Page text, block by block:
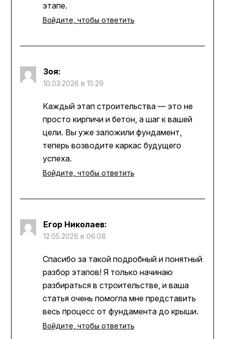
этапе.
Войдите, чтобы ответить
Зоя:
10.03.2026 в 15:29
Каждый этап строительства — это не
просто кирпичи и бетон, а шаг к вашей
цели. Вы уже заложили фундамент,
теперь возводите каркас будущего
успеха.
Войдите, чтобы ответить
Егор Николаев:
12.05.2026 в 06:08
Спасибо за такой подробный и понятный
разбор этапов! Я только начинаю
разбираться в строительстве, и ваша
статья очень помогла мне представить
весь процесс от фундамента до крыши.
Войдите, чтобы ответить